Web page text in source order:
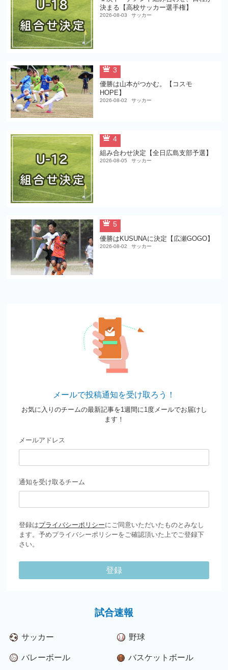
決まる【高校サッカー選手権】
2026-08-03 サッカー
3
優勝は山本がつかむ。【コスモ
HOPE】
2026-08-02 サッカー
4
組み合わせ決定【全日広島支部予選】
2026-08-05 サッカー
5
優勝はKUSUNAに決定【広瀬GOGO】
2026-08-02 サッカー
メールで投稿通知を受け取ろう！
お気に入りのチームの最新記事を1週間に1度メールでお届けし
ます！
メールアドレス
通知を受け取るチーム
登録はプライバシーポリシーにご同意いただいたものとみなし
ます。予めプライバシーポリシーをご確認頂いた上でご登録下
さい。
登録
試合速報
サッカー 野球
バレーボール バスケットボール